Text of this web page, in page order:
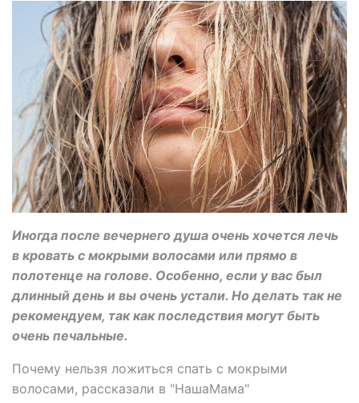
Иногда после вечернего душа очень хочется лечь
в кровать с мокрыми волосами или прямо в
полотенце на голове. Особенно, если у вас был
длинный день и вы очень устали. Но делать так не
рекомендуем, так как последствия могут быть
очень печальные.
Почему нельзя ложиться спать с мокрыми
волосами, рассказали в "НашаМама"